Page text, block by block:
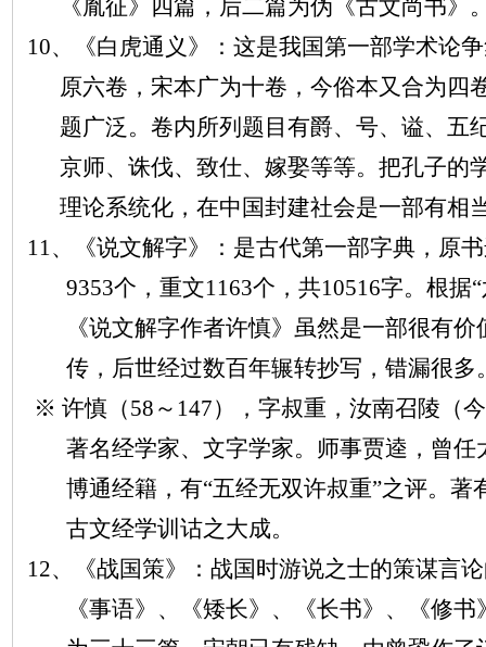
《胤征》四篇，后二篇为伪《古文尚书》
10、《白虎通义》：这是我国第一部学术论
原六卷，宋本广为十卷，今俗本又合为四
题广泛。卷内所列题目有爵、号、谥、五
京师、诛伐、致仕、嫁娶等等。把孔子的
理论系统化，在中国封建社会是一部有相
11、《说文解字》：是古代第一部字典，原
9353个，重文1163个，共10516字。根据
《说文解字作者许慎》虽然是一部很有
传，后世经过数百年辗转抄写，错漏很多
※ 许慎（58～147），字叔重，汝南召陵（
著名经学家、文字学家。师事贾逵，曾
博通经籍，有“五经无双许叔重”之评。著
古文经学训诂之大成。
12、《战国策》：战国时游说之士的策谋言
《事语》、《矮长》、《长书》、《修